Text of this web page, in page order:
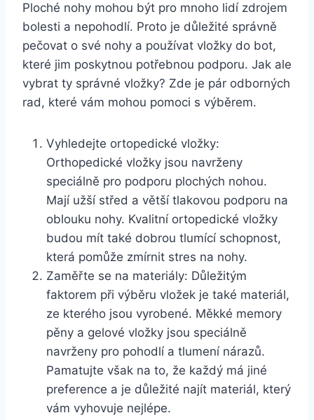
Ploché nohy mohou být pro mnoho lidí zdrojem
bolesti a nepohodlí. Proto je důležité správně
pečovat o své nohy a používat vložky do bot,
které jim poskytnou potřebnou podporu. Jak ale
vybrat ty správné vložky? Zde je pár odborných
rad, které vám mohou pomoci s výběrem.
Vyhledejte ortopedické vložky:
Orthopedické vložky jsou navrženy
speciálně pro podporu plochých nohou.
Mají užší střed a větší tlakovou podporu na
oblouku nohy. Kvalitní ortopedické vložky
budou mít také dobrou tlumící schopnost,
která pomůže zmírnit stres na nohy.
Zaměřte se na materiály: Důležitým
faktorem při výběru vložek je také materiál,
ze kterého jsou vyrobené. Měkké memory
pěny a gelové vložky jsou speciálně
navrženy pro pohodlí a tlumení nárazů.
Pamatujte však na to, že každý má jiné
preference a je důležité najít materiál, který
vám vyhovuje nejlépe.